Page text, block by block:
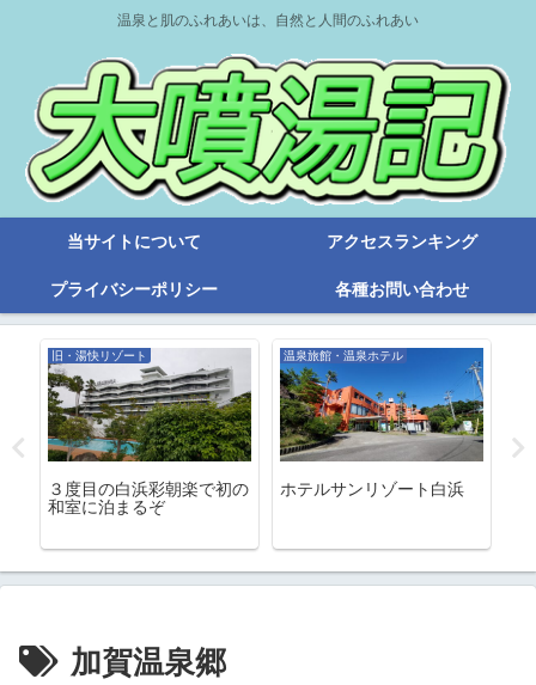
温泉と肌のふれあいは、自然と人間のふれあい
当サイトについて アクセスランキング
プライバシーポリシー 各種お問い合わせ
旧・湯快リゾート
３度目の白浜彩朝楽で初の
和室に泊まるぞ
温泉旅館・温泉ホテル
ホテルサンリゾート白浜
加賀温泉郷